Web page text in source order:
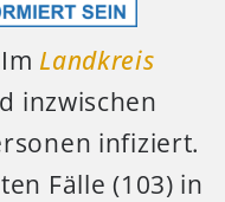
Im Landkreis
inzwischen
infiziert.
Fälle (103) in